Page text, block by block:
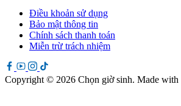
Điều khoản sử dụng
Bảo mật thông tin
Chính sách thanh toán
Miễn trừ trách nhiệm
Copyright © 2026 Chọn giờ sinh. Made with